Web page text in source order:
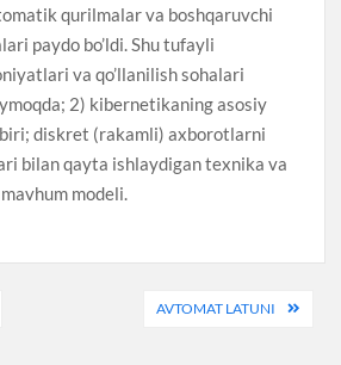
qurilmalar va boshqaruvchi
paydo bo’ldi. Shu tufayli
va qo’llanilish sohalari
2) kibernetikaning asosiy
diskret (rakamli) axborotlarni
bilan qayta ishlaydigan texnika va
modeli.
AVTOMAT LATUNI